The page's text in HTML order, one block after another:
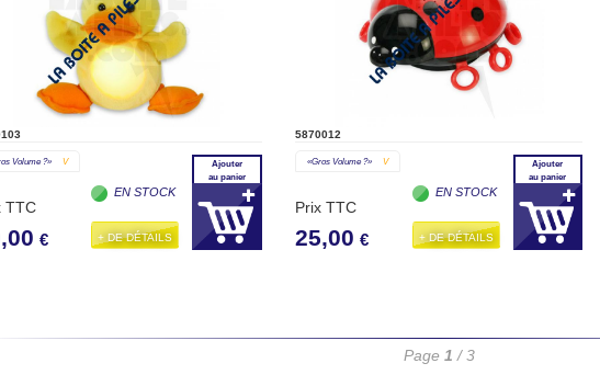
Volume ?» V
TTC
€
EN STOCK
+ DE DÉTAILS
Ajouter
au panier
5870012
«gros Volume ?» V
Prix TTC
25,00 €
EN STOCK
+ DE DÉTAILS
Ajouter
au panier
Page 1 / 3